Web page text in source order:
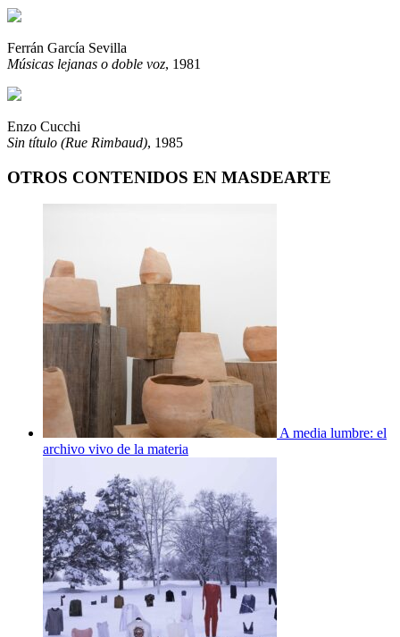
Ferrán García Sevilla
Músicas lejanas o doble voz, 1981
Enzo Cucchi
Sin título (Rue Rimbaud), 1985
OTROS CONTENIDOS EN MASDEARTE
A media lumbre: el
archivo vivo de la materia